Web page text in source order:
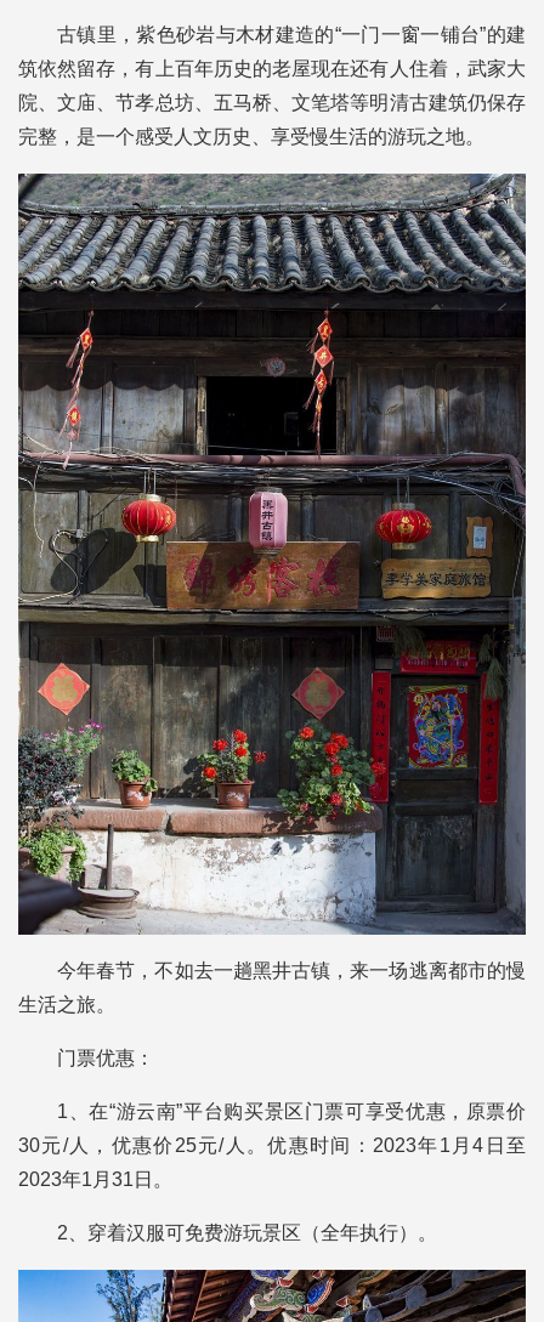
古镇里，紫色砂岩与木材建造的“一门一窗一铺台”的建
筑依然留存，有上百年历史的老屋现在还有人住着，武家大
院、文庙、节孝总坊、五马桥、文笔塔等明清古建筑仍保存
完整，是一个感受人文历史、享受慢生活的游玩之地。
今年春节，不如去一趟黑井古镇，来一场逃离都市的慢
生活之旅。
门票优惠：
1、在“游云南”平台购买景区门票可享受优惠，原票价
30元/人，优惠价25元/人。优惠时间：2023年1月4日至
2023年1月31日。
2、穿着汉服可免费游玩景区（全年执行）。